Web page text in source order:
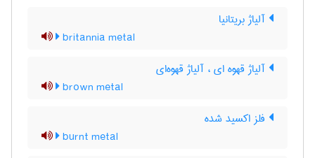
آلیاژ بریتانیا
britannia metal
آلیاژ قهوه ای ، آلیاژ قهوه‌ای
brown metal
فلز اکسید شده
burnt metal